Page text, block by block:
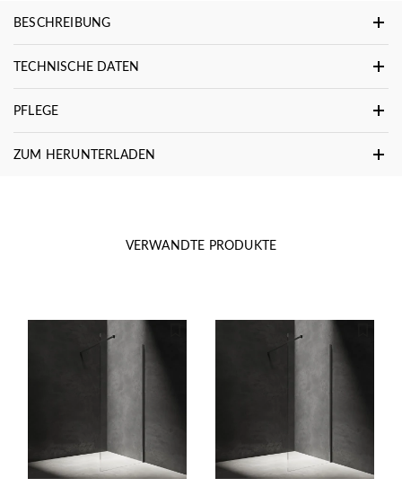
BESCHREIBUNG
TECHNISCHE DATEN
PFLEGE
ZUM HERUNTERLADEN
VERWANDTE PRODUKTE